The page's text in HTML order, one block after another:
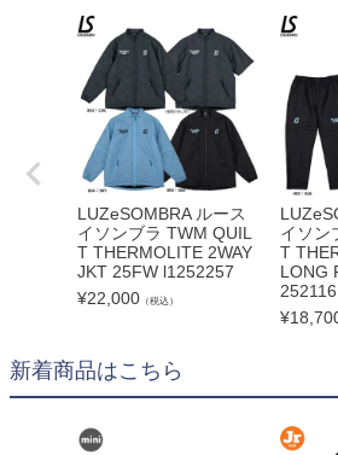
LUZeSOMBRA ルース
イソンブラ TWM QUIL
T THERMOLITE 2WAY
JKT 25FW l1252257
¥22,000 （税込）
イソン
T
LONG
252116
¥
新着商品はこちら